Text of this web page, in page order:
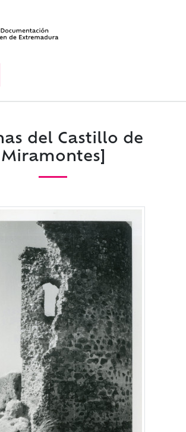
del Castillo de
Miramontes]